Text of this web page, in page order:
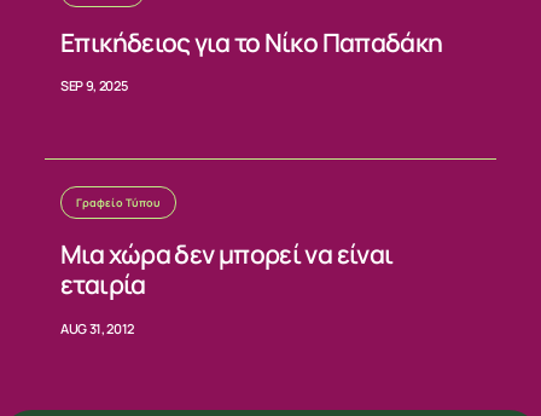
Επικήδειος για το Νίκο Παπαδάκη
SEP 9, 2025
Γραφείο Τύπου
Μια χώρα δεν μπορεί να είναι
εταιρία
AUG 31, 2012